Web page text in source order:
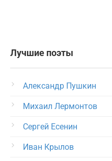
Лучшие поэты
Александр Пушкин
Михаил Лермонтов
Сергей Есенин
Иван Крылов